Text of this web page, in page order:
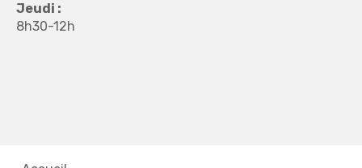
Jeudi :
8h30-12h